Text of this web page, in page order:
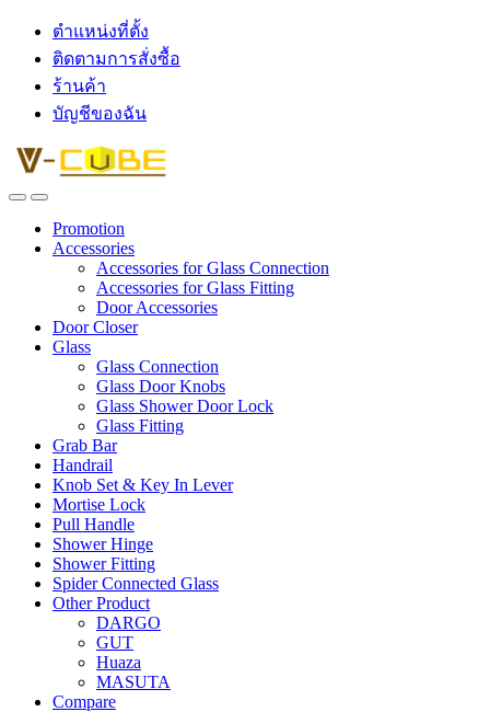
ตำแหน่งที่ตั้ง
ติดตามการสั่งซื้อ
ร้านค้า
บัญชีของฉัน
Promotion
Accessories
Accessories for Glass Connection
Accessories for Glass Fitting
Door Accessories
Door Closer
Glass
Glass Connection
Glass Door Knobs
Glass Shower Door Lock
Glass Fitting
Grab Bar
Handrail
Knob Set & Key In Lever
Mortise Lock
Pull Handle
Shower Hinge
Shower Fitting
Spider Connected Glass
Other Product
DARGO
GUT
Huaza
MASUTA
Compare